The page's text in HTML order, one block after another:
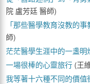
院 盧芳廷 醫師)
「那些醫學教育沒教的事
師)
茫茫醫學生涯中的一盞明
一場很棒的心靈旅行 (王
我等著十六種不同的價值